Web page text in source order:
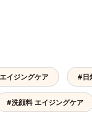
イジングケア #日
#洗顔料 エイジングケア